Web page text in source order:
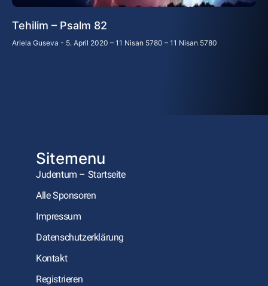
Tehilim – Psalm 82
Ariela Guseva 5. April 2020 – 11 Nisan 5780 – 11 Nisan 5780
Sitemenu
Judentum – Startseite
Alle Sponsoren
Impressum
Datenschutzerklärung
Kontakt
Registrieren